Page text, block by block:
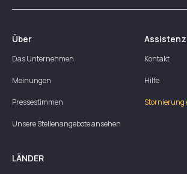
Über
Das Unternehmen
Meinungen
Pressestimmen
Unsere Stellenangebote ansehen
Assistenz
Kontakt
Hilfe
Stornierung
LÄNDER